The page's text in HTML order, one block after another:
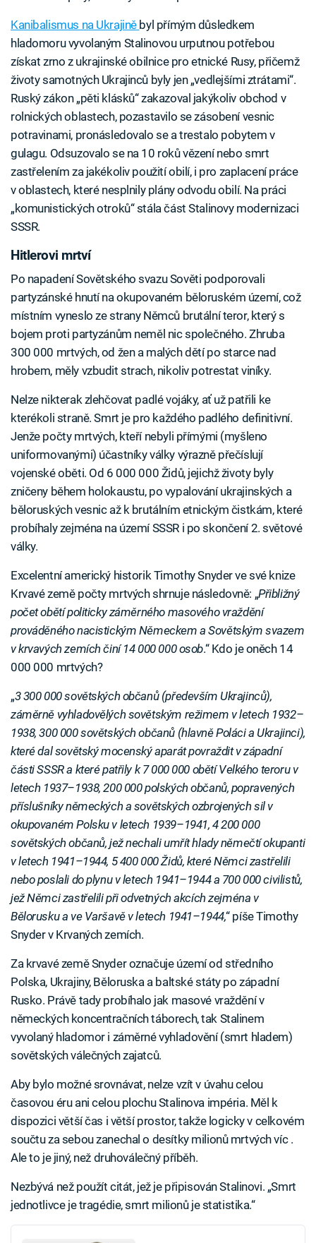
Kanibalismus na Ukrajině byl přímým důsledkem
hladomoru vyvolaným Stalinovou urputnou potřebou
získat zrno z ukrajinské obilnice pro etnické Rusy, přičemž
životy samotných Ukrajinců byly jen „vedlejšími ztrátami“.
Ruský zákon „pěti klásků“ zakazoval jakýkoliv obchod v
rolnických oblastech, pozastavilo se zásobení vesnic
potravinami, pronásledovalo se a trestalo pobytem v
gulagu. Odsuzovalo se na 10 roků vězení nebo smrt
zastřelením za jakékoliv použití obilí, i pro zaplacení práce
v oblastech, které nesplnily plány odvodu obilí. Na práci
„komunistických otroků“ stála část Stalinovy modernizaci
SSSR.
Hitlerovi mrtví
Po napadení Sovětského svazu Sověti podporovali
partyzánské hnutí na okupovaném běloruském území, což
místním vyneslo ze strany Němců brutální teror, který s
bojem proti partyzánům neměl nic společného. Zhruba
300 000 mrtvých, od žen a malých dětí po starce nad
hrobem, měly vzbudit strach, nikoliv potrestat viníky.
Nelze nikterak zlehčovat padlé vojáky, ať už patřili ke
kterékoli straně. Smrt je pro každého padlého definitivní.
Jenže počty mrtvých, kteří nebyli přímými (myšleno
uniformovanými) účastníky války výrazně přečíslují
vojenské oběti. Od 6 000 000 Židů, jejichž životy byly
zničeny během holokaustu, po vypalování ukrajinských a
běloruských vesnic až k brutálním etnickým čistkám, které
probíhaly zejména na území SSSR i po skončení 2. světové
války.
Excelentní americký historik Timothy Snyder ve své knize
Krvavé země počty mrtvých shrnuje následovně: „Přibližný
počet obětí politicky záměrného masového vraždění
prováděného nacistickým Německem a Sovětským svazem
v krvavých zemích činí 14 000 000 osob.“ Kdo je oněch 14
000 000 mrtvých?
„3 300 000 sovětských občanů (především Ukrajinců),
záměrně vyhladovělých sovětským režimem v letech 1932–
1938, 300 000 sovětských občanů (hlavně Poláci a Ukrajinci),
které dal sovětský mocenský aparát povraždit v západní
části SSSR a které patřily k 7 000 000 obětí Velkého teroru v
letech 1937–1938, 200 000 polských občanů, popravených
příslušníky německých a sovětských ozbrojených sil v
okupovaném Polsku v letech 1939–1941, 4 200 000
sovětských občanů, jež nechali umřít hlady němečtí okupanti
v letech 1941–1944, 5 400 000 Židů, které Němci zastřelili
nebo poslali do plynu v letech 1941–1944 a 700 000 civilistů,
jež Němci zastřelili při odvetných akcích zejména v
Bělorusku a ve Varšavě v letech 1941–1944,“ píše Timothy
Snyder v Krvaných zemích.
Za krvavé země Snyder označuje území od středního
Polska, Ukrajiny, Běloruska a baltské státy po západní
Rusko. Právě tady probíhalo jak masové vraždění v
německých koncentračních táborech, tak Stalinem
vyvolaný hladomor i záměrné vyhladovění (smrt hladem)
sovětských válečných zajatců.
Aby bylo možné srovnávat, nelze vzít v úvahu celou
časovou éru ani celou plochu Stalinova impéria. Měl k
dispozici větší čas i větší prostor, takže logicky v celkovém
součtu za sebou zanechal o desítky milionů mrtvých víc .
Ale to je jiný, než druhoválečný příběh.
Nezbývá než použít citát, jež je připisován Stalinovi. „Smrt
jednotlivce je tragédie, smrt milionů je statistika.“